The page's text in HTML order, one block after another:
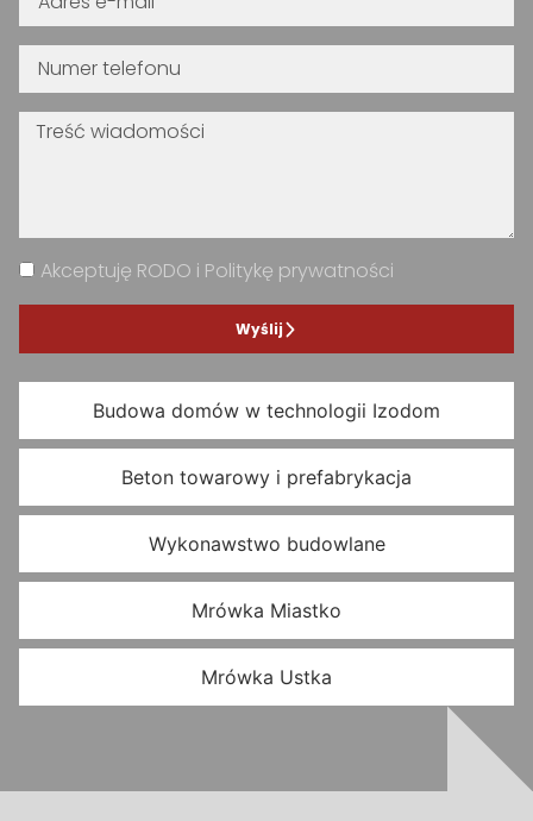
Budowa domów w technologii Izodom
Beton towarowy i prefabrykacja
Wykonawstwo budowlane
Mrówka Miastko
Mrówka Ustka
Akceptuję RODO i Politykę prywatności
Wyślij